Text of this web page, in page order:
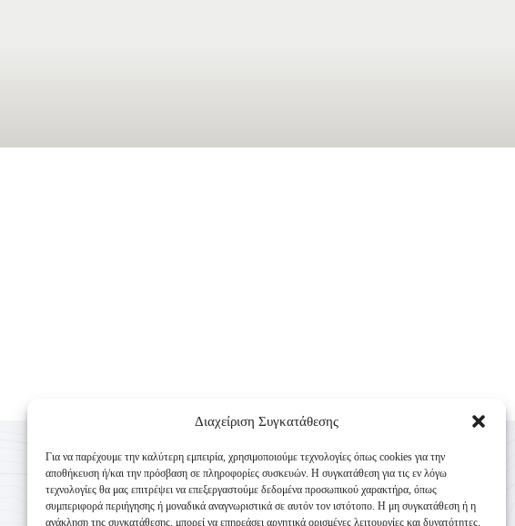
Διαχείριση Συγκατάθεσης
Για να παρέχουμε την καλύτερη εμπειρία, χρησιμοποιούμε τεχνολογίες όπως cookies για την
αποθήκευση ή/και την πρόσβαση σε πληροφορίες συσκευών. Η συγκατάθεση για τις εν λόγω
τεχνολογίες θα μας επιτρέψει να επεξεργαστούμε δεδομένα προσωπικού χαρακτήρα, όπως
συμπεριφορά περιήγησης ή μοναδικά αναγνωριστικά σε αυτόν τον ιστότοπο. Η μη συγκατάθεση ή η
ανάκληση της συγκατάθεσης, μπορεί να επηρεάσει αρνητικά ορισμένες λειτουργίες και δυνατότητες.
Επικοινωνία
Κυνηγετική Συνομοσπονδία Ελλάδος
Παναγή Τσαλδάρη 4
TK 10431 Αθήνα